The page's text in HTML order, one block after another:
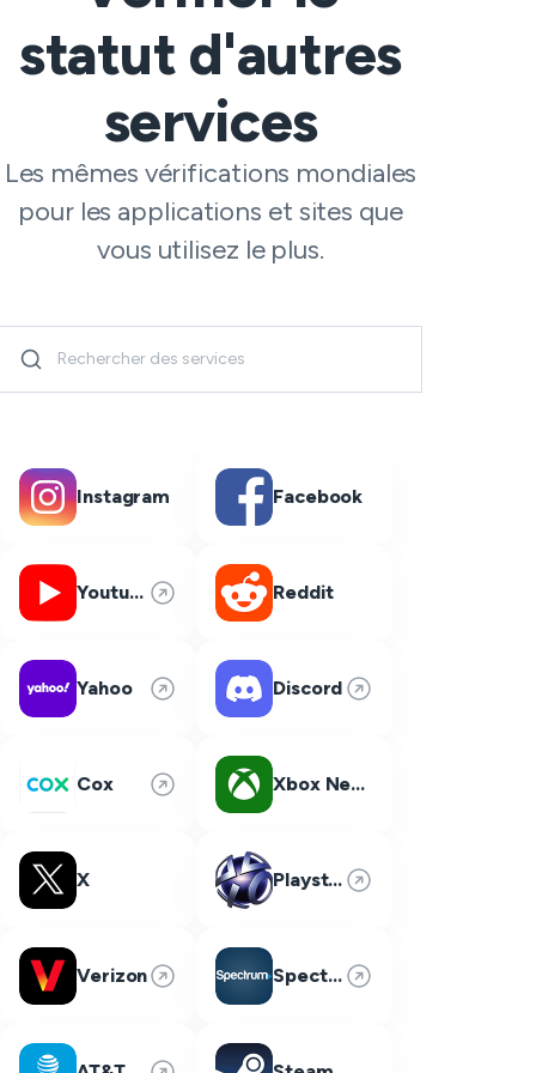
statut d'autres
services
Les mêmes vérifications mondiales
pour les applications et sites que
vous utilisez le plus.
Instagram Facebook
Youtube Reddit
Yahoo Discord
Cox Xbox Network
X Playstation Network
Verizon Spectrum